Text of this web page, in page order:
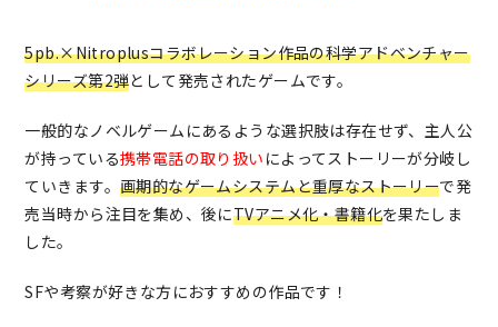
5pb.×Nitroplusコラボレーション作品の科学アドベンチャー
シリーズ第2弾として発売されたゲームです。
一般的なノベルゲームにあるような選択肢は存在せず、主人公
が持っている携帯電話の取り扱い によってストーリーが分岐し
ていきます。 画期的なゲームシステムと重厚なストーリーで発
売当時から注目を集め、後にTVアニメ化・書籍化を果たしま
した。
SFや考察が好きな方におすすめの作品です！